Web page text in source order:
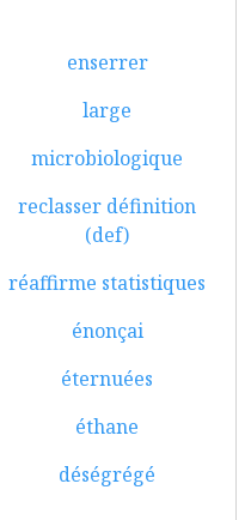
enserrer
large
microbiologique
reclasser définition
(def)
réaffirme statistiques
énonçai
éternuées
éthane
déségrégé